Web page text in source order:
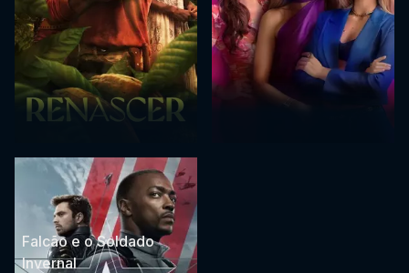
Falcão e o Soldado
Invernal